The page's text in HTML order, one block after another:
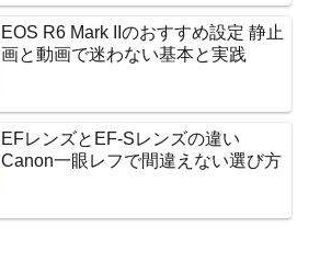
EOS R6 Mark IIのおすすめ設定 静止
画と動画で迷わない基本と実践
EFレンズとEF-Sレンズの違い
Canon一眼レフで間違えない選び方